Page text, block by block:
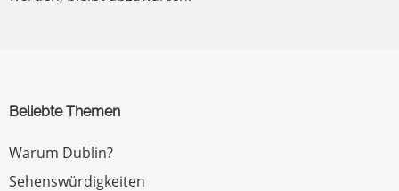
Beliebte Themen
Warum Dublin?
Sehenswürdigkeiten